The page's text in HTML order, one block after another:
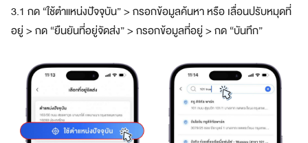
3.1 กด “ใช้ตำแหน่งปัจจุบัน” > กรอกข้อมูลค้นหา หรือ เลื่อนปรับหมุดที่
อยู่ > กด “ยืนยันที่อยู่จัดส่ง” > กรอกข้อมูลที่อยู่ > กด “บันทึก”